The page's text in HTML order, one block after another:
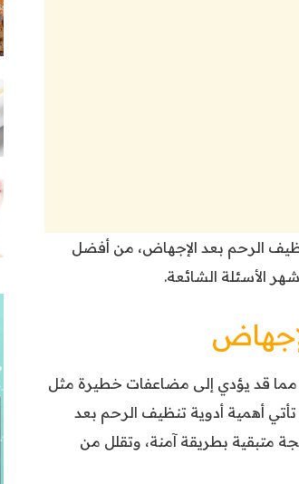
الرحم بعد الإجهاض، من أفضل
الأسئلة الشائعة.
مما قد يؤدي إلى مضاعفات خطيرة مثل
تأتي أهمية أدوية تنظيف الرحم بعد
متبقية بطريقة آمنة، وتقلل من